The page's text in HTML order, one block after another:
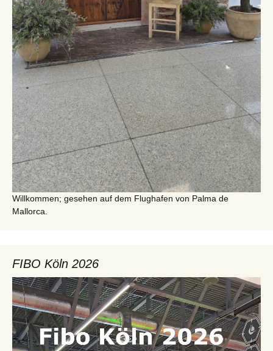
Willkommen; gesehen auf dem Flughafen von Palma de
Mallorca.
FIBO Köln 2026
Video-
Player